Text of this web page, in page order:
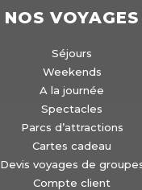
NOS VOYAGES
Séjours
Weekends
A la journée
Spectacles
Parcs d’attractions
Cartes cadeau
Devis voyages de
Compte client